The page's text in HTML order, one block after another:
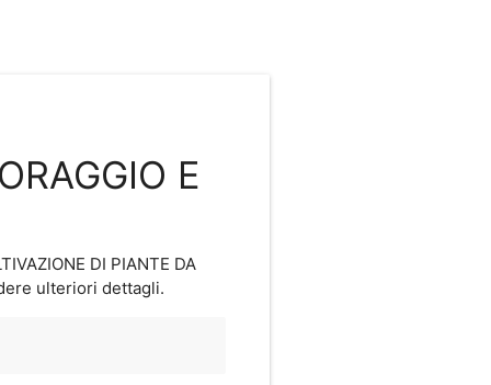
E
DI PIANTE DA
ulteriori dettagli.